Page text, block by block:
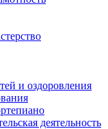
и оздоровления
деятельность